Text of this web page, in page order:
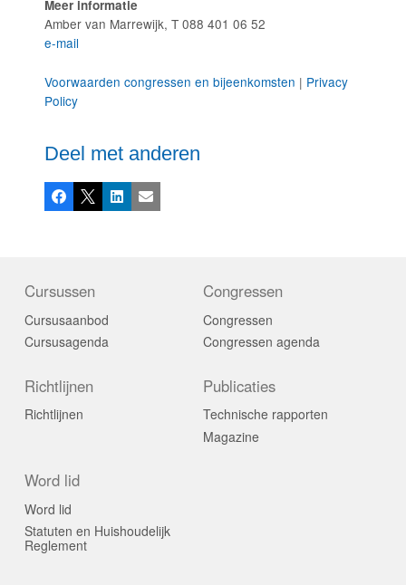
Meer informatie
Amber van Marrewijk, T 088 401 06 52
e-mail
Voorwaarden congressen en bijeenkomsten | Privacy
Policy
Deel met anderen
Facebook
X LinkedInE-mail
Cursussen
Cursusaanbod
Cursusagenda
Congressen
Congressen
Congressen agenda
Richtlijnen
Richtlijnen
Publicaties
Technische rapporten
Magazine
Word lid
Word lid
Statuten en Huishoudelijk
Reglement